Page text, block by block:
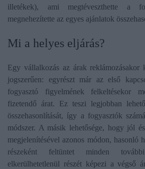
illetékek), ami megtéveszthette a
megnehezítette az egyes ajánlatok
Mi a helyes eljárás?
Egy vállalkozás az árak reklámozásakor
jogszerűen: egyrészt már az első
fogyasztó figyelmének felkeltésekor
fizetendő árat. Ez teszi legjobban
összehasonlítását, így a fogyasztók
módszer. A másik lehetősége, hogy jól
megjelenítésével azonos módon, hasonló
részeként feltüntet minden
elkerülhetetlenül részét képezi a végső